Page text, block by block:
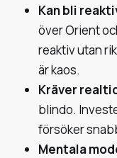
Kan bli
över Orient
reaktiv utan
är kaos.
Kräver
blindo.
försöker
Mentala